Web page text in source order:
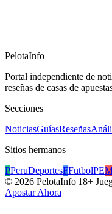
PelotaInfo
Portal independiente de
reseñas de casas de
Secciones
NoticiasGuíasReseñas
Sitios hermanos
PPeruDeportesFFutbolPE
© 2026 PelotaInfo|18+
Apostar Ahora